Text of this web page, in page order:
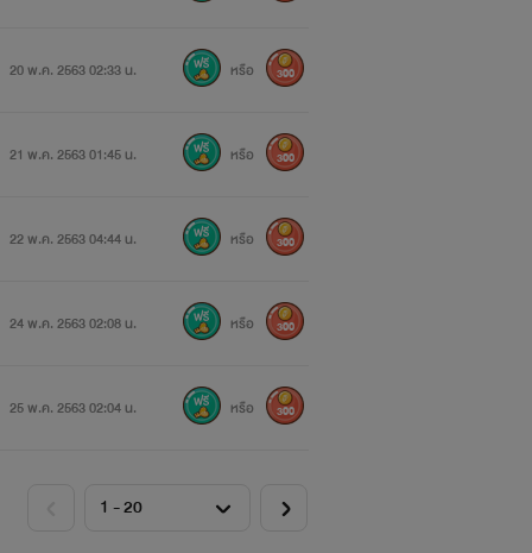
20 พ.ค. 2563 02:33 น. หรือ 300
21 พ.ค. 2563 01:45 น. หรือ 300
22 พ.ค. 2563 04:44 น. หรือ 300
24 พ.ค. 2563 02:08 น. หรือ 300
25 พ.ค. 2563 02:04 น. หรือ 300